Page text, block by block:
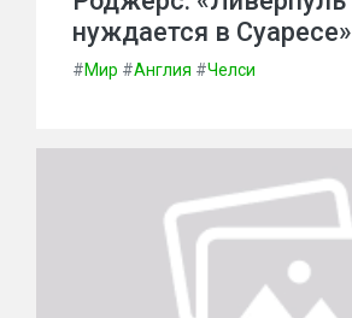
нуждается в Суаресе»
#Мир #Англия #Челси